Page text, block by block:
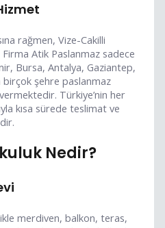
rağmen, Vize-Cakilli
Atik Paslanmaz sadece
Bursa, Antalya, Gaziantep,
şehre paslanmaz
Türkiye’nin her
kısa sürede teslimat ve
Nedir?
merdiven, balkon, teras,